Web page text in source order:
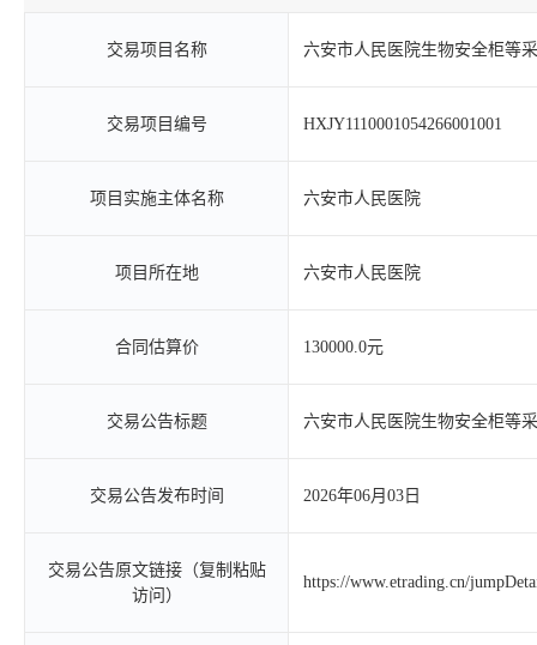
交易项目名称 六安市人民医院生物安全柜等
交易项目编号 HXJY1110001054266001001
项目实施主体名称 六安市人民医院
项目所在地 六安市人民医院
合同估算价 130000.0元
交易公告标题 六安市人民医院生物安全柜等
交易公告发布时间 2026年06月03日
交易公告原文链接（复制粘贴
访问）
https://www.etrading.cn/